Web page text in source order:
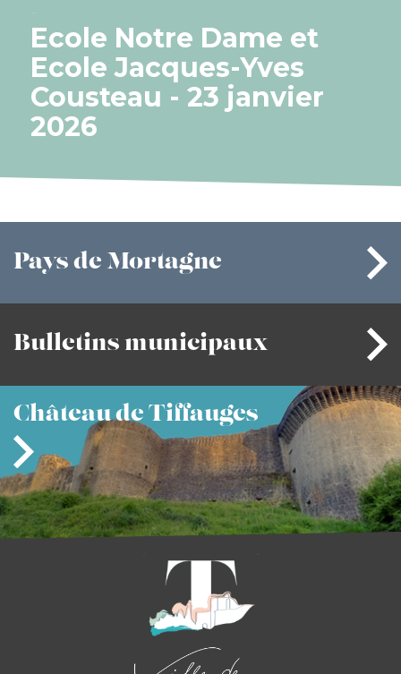
Ecole Notre Dame et
Ecole Jacques-Yves
Cousteau - 23 janvier
2026
Pays de Mortagne
Bulletins municipaux
Châteaude Tiffauges